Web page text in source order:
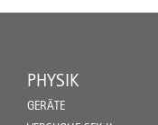
PHYSIK
GERÄTE